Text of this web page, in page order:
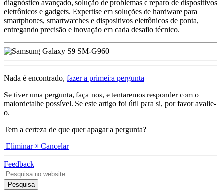
diagnóstico avançado, solução de problemas e reparo de dispositivos
eletrônicos e gadgets. Expertise em soluções de hardware para
smartphones, smartwatches e dispositivos eletrônicos de ponta,
entregando precisão e inovação em cada desafio técnico.
Nada é encontrado, fazer a primeira pergunta
Se tiver uma pergunta, faça-nos, e tentaremos responder com o
maiordetalhe possível. Se este artigo foi útil para si, por favor avalie-
o.
Tem a certeza de que quer apagar a pergunta?
Eliminar × Cancelar
Feedback